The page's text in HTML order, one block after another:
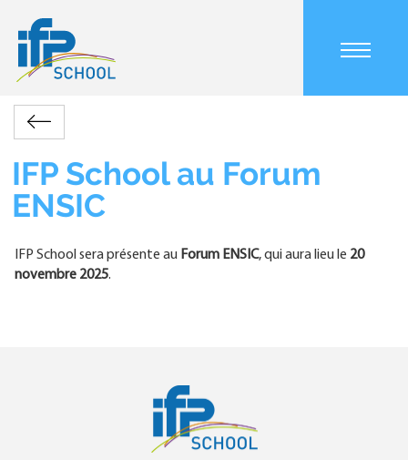
Main
navigation
mobile
Fil
d'Ariane
Accueil
Actualités
Retour
Forum
ENSIC
IFP School au Forum
ENSIC
IFP School sera présente au Forum ENSIC, qui aura lieu le 20
novembre 2025.